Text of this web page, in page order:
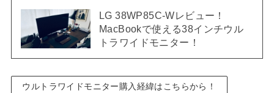
LG 38WP85C-Wレビュー！
MacBookで使える38インチウル
トラワイドモニター！
ウルトラワイドモニター購入経緯はこちらから！